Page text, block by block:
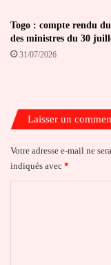
Togo : compte rendu du
des ministres du 30
31/07/2026
Laisser un
Votre adresse e-mail ne
indiqués avec *